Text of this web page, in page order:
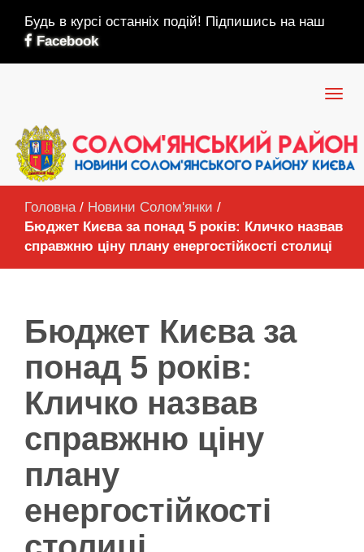
Будь в курсі останніх подій! Підпишись на наш
Facebook
Головна / Новини Солом'янки /
Бюджет Києва за понад 5 років: Кличко назвав
справжню ціну плану енергостійкості столиці
Бюджет Києва за
понад 5 років:
Кличко назвав
справжню ціну
плану
енергостійкості